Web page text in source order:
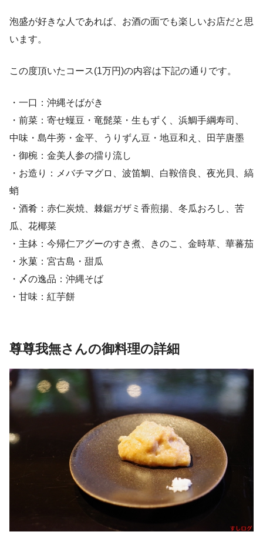
泡盛が好きな人であれば、お酒の面でも楽しいお店だと思
います。
この度頂いたコース(1万円)の内容は下記の通りです。
・一口：沖縄そばがき
・前菜：寄せ蠂豆・竜髭菜・生もずく、浜鯛手綱寿司、
中味・島牛蒡・金平、うりずん豆・地豆和え、田芋唐墨
・御椀：金美人参の擂り流し
・お造り：メバチマグロ、波笛鯛、白鞍倍良、夜光貝、縞
蛸
・酒肴：赤仁炭焼、棘鋸ガザミ香煎揚、冬瓜おろし、苦
瓜、花椰菜
・主鉢：今帰仁アグーのすき煮、きのこ、金時草、華蕃茄
・氷菓：宮古島・甜瓜
・〆の逸品：沖縄そば
・甘味：紅芋餅
尊尊我無さんの御料理の詳細